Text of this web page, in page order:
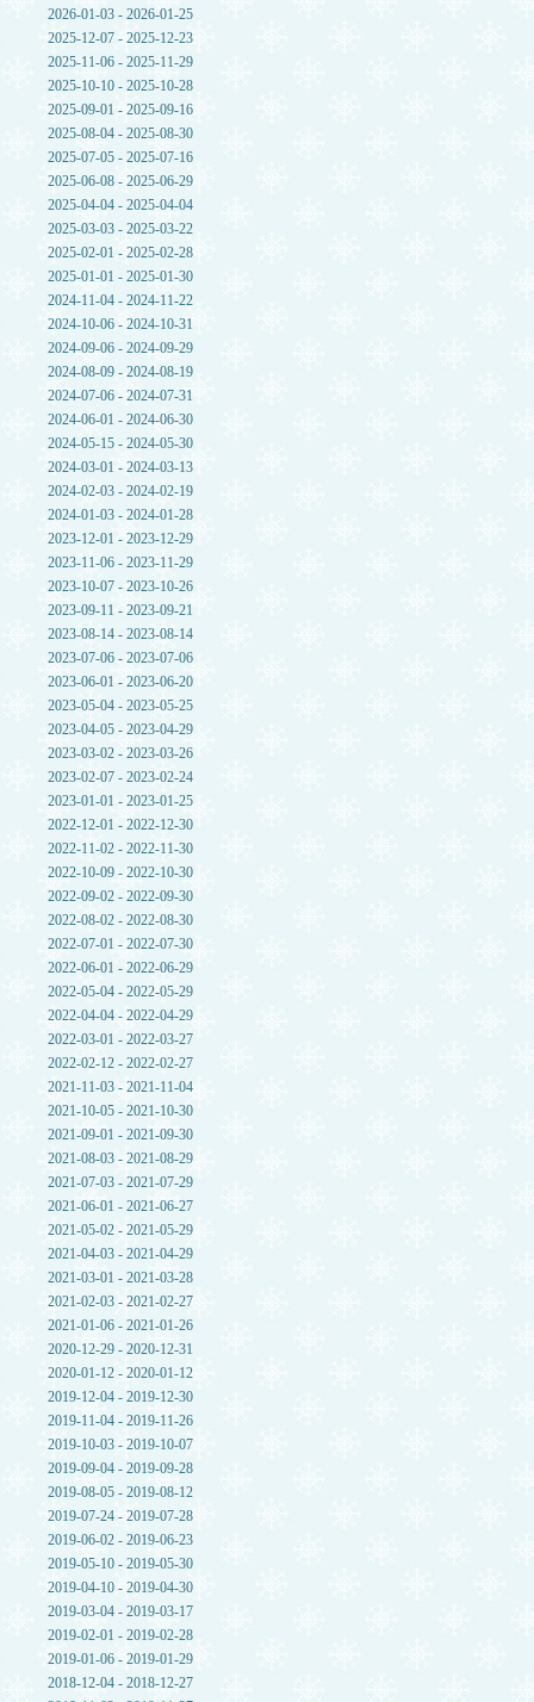
2026-01-03 - 2026-01-25
2025-12-07 - 2025-12-23
2025-11-06 - 2025-11-29
2025-10-10 - 2025-10-28
2025-09-01 - 2025-09-16
2025-08-04 - 2025-08-30
2025-07-05 - 2025-07-16
2025-06-08 - 2025-06-29
2025-04-04 - 2025-04-04
2025-03-03 - 2025-03-22
2025-02-01 - 2025-02-28
2025-01-01 - 2025-01-30
2024-11-04 - 2024-11-22
2024-10-06 - 2024-10-31
2024-09-06 - 2024-09-29
2024-08-09 - 2024-08-19
2024-07-06 - 2024-07-31
2024-06-01 - 2024-06-30
2024-05-15 - 2024-05-30
2024-03-01 - 2024-03-13
2024-02-03 - 2024-02-19
2024-01-03 - 2024-01-28
2023-12-01 - 2023-12-29
2023-11-06 - 2023-11-29
2023-10-07 - 2023-10-26
2023-09-11 - 2023-09-21
2023-08-14 - 2023-08-14
2023-07-06 - 2023-07-06
2023-06-01 - 2023-06-20
2023-05-04 - 2023-05-25
2023-04-05 - 2023-04-29
2023-03-02 - 2023-03-26
2023-02-07 - 2023-02-24
2023-01-01 - 2023-01-25
2022-12-01 - 2022-12-30
2022-11-02 - 2022-11-30
2022-10-09 - 2022-10-30
2022-09-02 - 2022-09-30
2022-08-02 - 2022-08-30
2022-07-01 - 2022-07-30
2022-06-01 - 2022-06-29
2022-05-04 - 2022-05-29
2022-04-04 - 2022-04-29
2022-03-01 - 2022-03-27
2022-02-12 - 2022-02-27
2021-11-03 - 2021-11-04
2021-10-05 - 2021-10-30
2021-09-01 - 2021-09-30
2021-08-03 - 2021-08-29
2021-07-03 - 2021-07-29
2021-06-01 - 2021-06-27
2021-05-02 - 2021-05-29
2021-04-03 - 2021-04-29
2021-03-01 - 2021-03-28
2021-02-03 - 2021-02-27
2021-01-06 - 2021-01-26
2020-12-29 - 2020-12-31
2020-01-12 - 2020-01-12
2019-12-04 - 2019-12-30
2019-11-04 - 2019-11-26
2019-10-03 - 2019-10-07
2019-09-04 - 2019-09-28
2019-08-05 - 2019-08-12
2019-07-24 - 2019-07-28
2019-06-02 - 2019-06-23
2019-05-10 - 2019-05-30
2019-04-10 - 2019-04-30
2019-03-04 - 2019-03-17
2019-02-01 - 2019-02-28
2019-01-06 - 2019-01-29
2018-12-04 - 2018-12-27